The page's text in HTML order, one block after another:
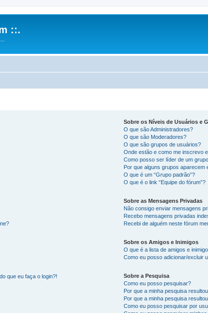
::.
que eu faça o login?!
Sobre os Níveis de Usuários e
O que são Administradores?
O que são Moderadores?
O que são grupos de usuários?
Onde estão e como me inscrevo
Como posso ser líder de um
Por que alguns grupos aparecem
O que é um “Grupo padrão”?
O que é o link “Equipe do fórum”?
Sobre as Mensagens Privadas
Não consigo enviar mensagens
Recebo mensagens privadas
Recebi de alguém neste fórum
Sobre os Amigos e Inimigos
O que é a lista de amigos e
Como eu posso adicionar/excluir
Sobre a Pesquisa
Como eu posso pesquisar?
Por que a minha pesquisa
Por que a minha pesquisa
Como eu posso pesquisar por